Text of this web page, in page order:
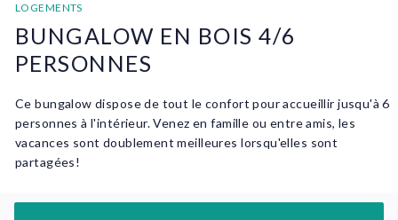
LOGEMENTS
BUNGALOW EN BOIS 4/6
PERSONNES
Ce bungalow dispose de tout le confort pour accueillir jusqu'à 6
personnes à l'intérieur. Venez en famille ou entre amis, les
vacances sont doublement meilleures lorsqu'elles sont
partagées!